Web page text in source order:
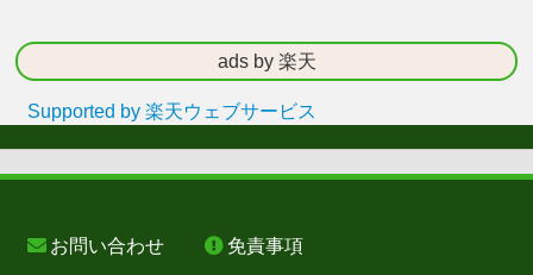
ads by 楽天
Supported by 楽天ウェブサービス
お問い合わせ 免責事項